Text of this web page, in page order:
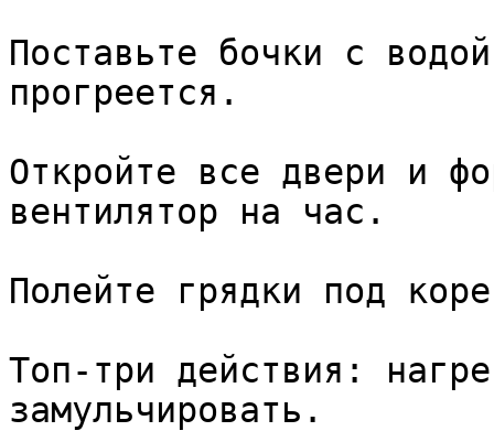
Поставьте бочки с
прогреется.
Откройте все двери и
вентилятор на час.
Полейте грядки под
Топ-три действия:
замульчировать.